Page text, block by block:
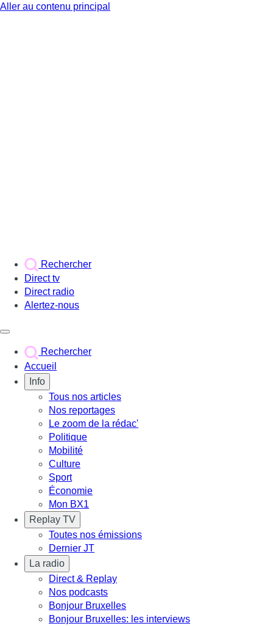
Aller au contenu principal
Rechercher
Direct tv
Direct radio
Alertez-nous
Rechercher
Accueil
Info
Tous nos articles
Nos reportages
Le zoom de la rédac'
Politique
Mobilité
Culture
Sport
Économie
Mon BX1
Replay TV
Toutes nos émissions
Dernier JT
La radio
Direct & Replay
Nos podcasts
Bonjour Bruxelles
Bonjour Bruxelles: les interviews